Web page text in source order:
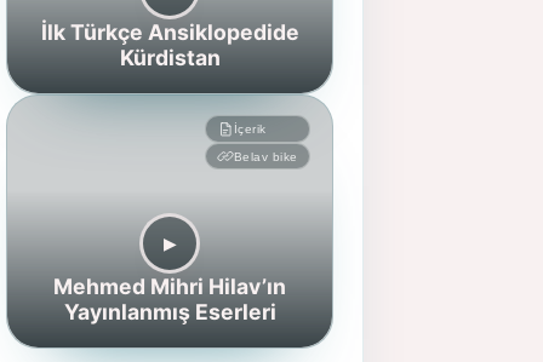
İlk Türkçe Ansiklopedide
Kürdistan
İçerik
Belav bike
▶︎
Mehmed Mihri Hilav’ın
Yayınlanmış Eserleri